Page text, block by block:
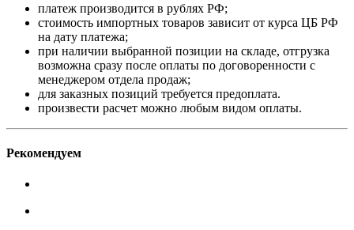
платеж производится в рублях РФ;
стоимость импортных товаров зависит от курса ЦБ РФ
на дату платежа;
при наличии выбранной позиции на складе, отгрузка
возможна сразу после оплаты по договоренности с
менеджером отдела продаж;
для заказных позиций требуется предоплата.
произвести расчет можно любым видом оплаты.
Рекомендуем